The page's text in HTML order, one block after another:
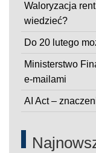
Waloryzacja
wiedzieć?
Do 20 lutego
Ministerstwo
e-mailami
AI Act –